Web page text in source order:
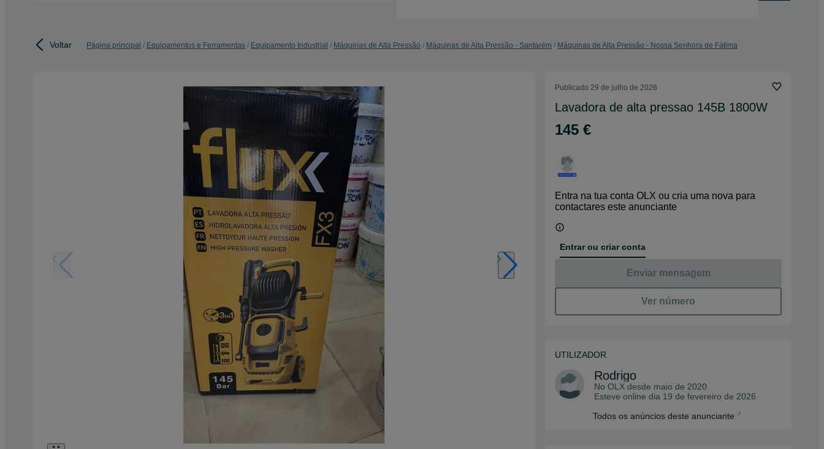
Voltar Página principal Equipamentos e Ferramentas Equipamento Industrial Máquinas de Alta Pressão Máquinas de Alta Pressão - Santarém Máquinas de Alta Pressão - Nossa Senhora de Fátima
Publicado 29 de julho de 2026
Lavadora de alta pressao 145B 1800W
145 €
Entra na tua conta OLX ou cria uma nova para
contactares este anunciante
Entrar ou criar conta
Enviar mensagem
Ver número
UTILIZADOR
Rodrigo
No OLX desde maio de 2020
Esteve online dia 19 de fevereiro de 2026
Todos os anúncios deste anunciante